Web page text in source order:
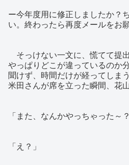
ー今年度用に修正しましたか？
い。終わったら再度メールをお
そっけない一文に、慌てて提
やっぱりどこが違っているのか
聞けず、時間だけが経ってしまう
米田さんが席を立った瞬間、花
「また、なんかやっちゃった～？
「え？」